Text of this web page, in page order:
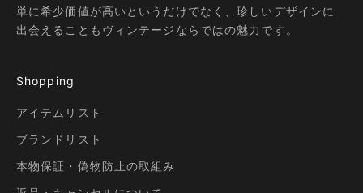
単に希少価値が高いというだけでなく、珍しいデザインに
出会えることもヴィンテージならではの魅力です。
Shopping
アイテムリスト
ブランドリスト
本物保証・偽物防止の取組み